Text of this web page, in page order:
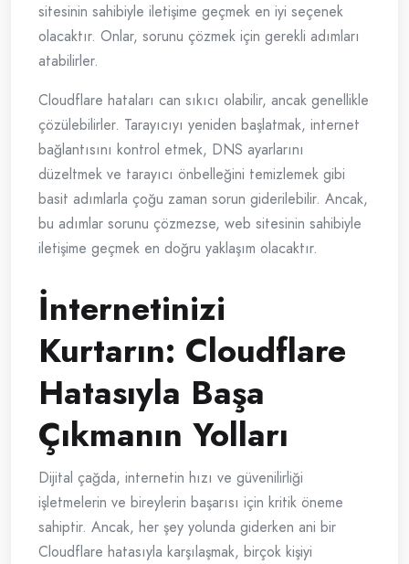
sitesinin sahibiyle iletişime geçmek en iyi seçenek
olacaktır. Onlar, sorunu çözmek için gerekli adımları
atabilirler.
Cloudflare hataları can sıkıcı olabilir, ancak genellikle
çözülebilirler. Tarayıcıyı yeniden başlatmak, internet
bağlantısını kontrol etmek, DNS ayarlarını
düzeltmek ve tarayıcı önbelleğini temizlemek gibi
basit adımlarla çoğu zaman sorun giderilebilir. Ancak,
bu adımlar sorunu çözmezse, web sitesinin sahibiyle
iletişime geçmek en doğru yaklaşım olacaktır.
İnternetinizi
Kurtarın: Cloudflare
Hatasıyla Başa
Çıkmanın Yolları
Dijital çağda, internetin hızı ve güvenilirliği
işletmelerin ve bireylerin başarısı için kritik öneme
sahiptir. Ancak, her şey yolunda giderken ani bir
Cloudflare hatasıyla karşılaşmak, birçok kişiyi